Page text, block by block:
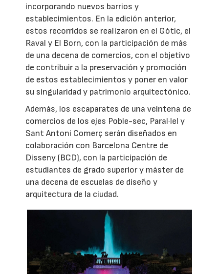
incorporando nuevos barrios y
establecimientos. En la edición anterior,
estos recorridos se realizaron en el Gòtic, el
Raval y El Born, con la participación de más
de una decena de comercios, con el objetivo
de contribuir a la preservación y promoción
de estos establecimientos y poner en valor
su singularidad y patrimonio arquitectónico.
Además, los escaparates de una veintena de
comercios de los ejes Poble-sec, Paral·lel y
Sant Antoni Comerç serán diseñados en
colaboración con Barcelona Centre de
Disseny (BCD), con la participación de
estudiantes de grado superior y máster de
una decena de escuelas de diseño y
arquitectura de la ciudad.